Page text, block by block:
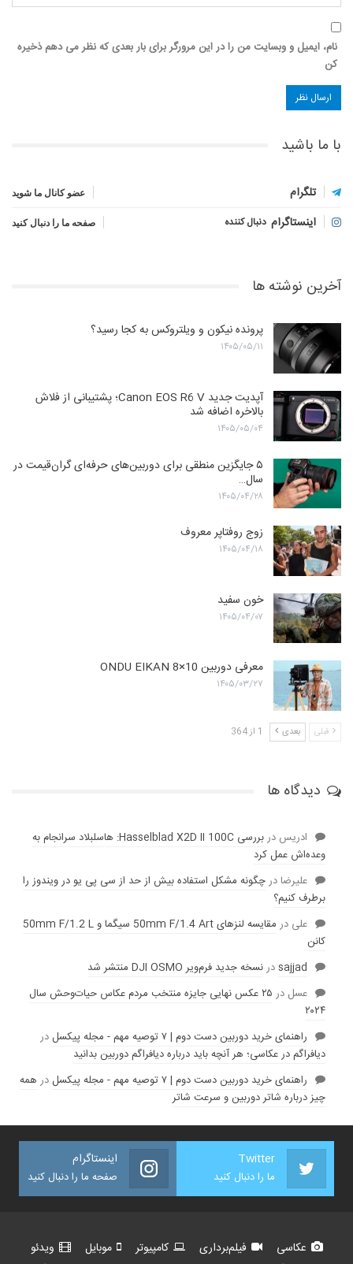
نام، ایمیل و وبسایت من را در این مرورگر برای بار بعدی که نظر می دهم ذخیره
کن
با ما باشید
تلگرام عضو کانال ما شوید
اینستاگرام دنبال کننده صفحه ما را دنبال کنید
آخرین نوشته ها
پرونده نیکون و ویلتروکس به کجا رسید؟
۱۴۰۵/۰۵/۱۱
آپدیت جدید Canon EOS R6 V؛ پشتیبانی از فلاش
بالاخره اضافه شد
۱۴۰۵/۰۵/۰۴
۵ جایگزین منطقی برای دوربین‌های حرفه‌ای گران‌قیمت در
سال…
۱۴۰۵/۰۴/۲۸
زوج روفتاپر معروف
۱۴۰۵/۰۴/۱۸
خون سفید
۱۴۰۵/۰۴/۰۷
معرفی دوربین ONDU EIKAN 8×10
۱۴۰۵/۰۳/۲۷
قبلی بعدی 1 از 364
دیدگاه ها
ادریس در
بررسی Hasselblad X2D II 100C: هاسلبلاد سرانجام به
وعده‌‌اش عمل کرد
عليرضادرچگونه مشکل استفاده بیش از حد از سی پی یو در ویندوز را
برطرف کنیم؟
علی در
مقایسه لنز‌های 50mm F/1.4 Art سیگما و 50mm F/1.2 L
کانن
sajjadدرنسخه جدید فرم‌ویر DJI OSMO منتشر شد
عسل در
۲۵ عکس نهایی جایزه منتخب مردم عکاس حیات‌وحش سال
۲۰۲۴
راهنمای خرید دوربین دست دوم | ۷ توصیه مهم - مجله پیکسل
در
دیافراگم در عکاسی؛ هر آنچه باید درباره دیافراگم دوربین بدانید
راهنمای خرید دوربین دست دوم | ۷ توصیه مهم - مجله پیکسل
در همه
چیز درباره شاتر دوربین و سرعت شاتر
Twitter
ما را دنبال کنید
اینستاگرام
صفحه ما را دنبال کنید
عکاسی فیلم‌برداری کامپیوتر موبایل
ویدئو